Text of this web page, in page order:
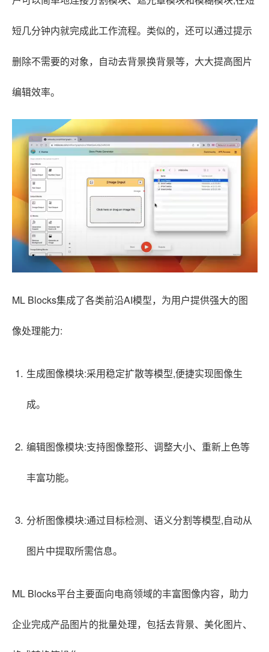
短几分钟内就完成此工作流程。类似的，还可以通过提示
删除不需要的对象，自动去背景换背景等，大大提高图片
编辑效率。
ML Blocks集成了各类前沿AI模型，为用户提供强大的图
像处理能力:
生成图像模块:采用稳定扩散等模型,便捷实现图像生
成。
编辑图像模块:支持图像整形、调整大小、重新上色等
丰富功能。
分析图像模块:通过目标检测、语义分割等模型,自动从
图片中提取所需信息。
ML Blocks平台主要面向电商领域的丰富图像内容，助力
企业完成产品图片的批量处理，包括去背景、美化图片、